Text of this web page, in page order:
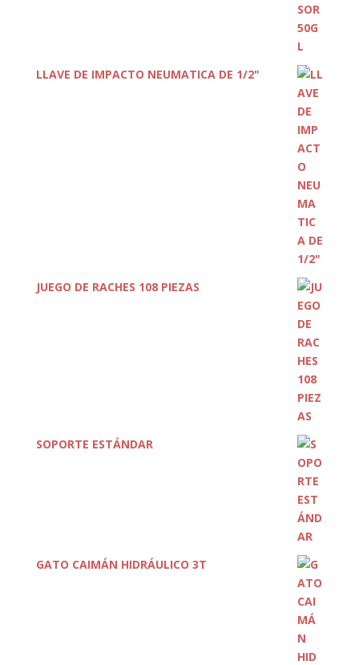
LLAVE DE IMPACTO NEUMATICA DE 1/2"
JUEGO DE RACHES 108 PIEZAS
SOPORTE ESTÁNDAR
GATO CAIMÁN HIDRÁULICO 3T